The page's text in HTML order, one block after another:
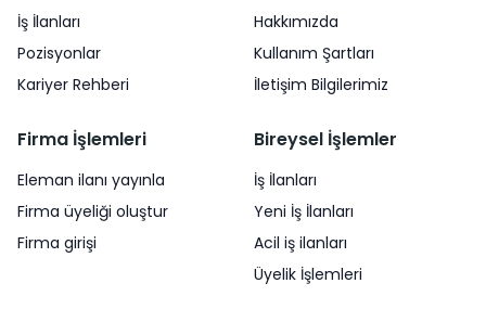
İş İlanları
Pozisyonlar
Kariyer Rehberi
Hakkımızda
Kullanım Şartları
İletişim Bilgilerimiz
Firma İşlemleri
Eleman ilanı yayınla
Firma üyeliği oluştur
Firma girişi
Bireysel İşlemler
İş İlanları
Yeni İş İlanları
Acil iş ilanları
Üyelik İşlemleri